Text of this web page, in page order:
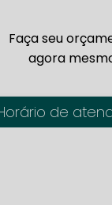
Faça seu
agora
de